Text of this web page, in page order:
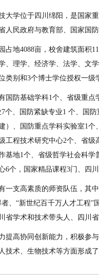
大学位于四川绵阳，是国家
人民政府与教育部、国家国
占地4088亩，校舍建筑面积
、理学、经济学、法学、文
类别和3个博士学位授权一级
国防基础学科1个、省级重
7个、国防紧缺专业1 个、国
）、国防重点学科实验室1
工程技术研究中心2个、省
基地1个、省级哲学社会科
6个，国家精品课程3门、四
一支高素质的师资队伍，其
者、“新世纪百千万人才工程
省学术和技术带头人、四川
提高协同创新能力，积极参
技术、生物技术等方面形成